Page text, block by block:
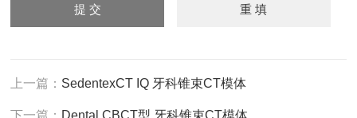
上一篇： SedentexCT IQ 牙科锥束CT模体
下一篇： Dental CBCT型 牙科锥束CT模体